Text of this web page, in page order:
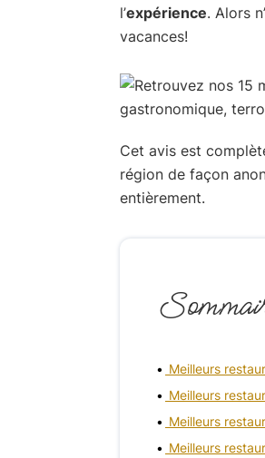
l’expérience. Alors
vacances!
Cet avis est
région de façon
entièrement.
Meilleurs
Meilleurs
Meilleurs
Meilleurs